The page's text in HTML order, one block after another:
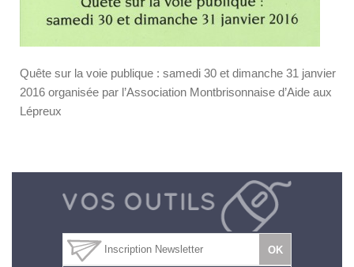
Quête sur la voie publique : samedi 30 et dimanche 31 janvier
2016 organisée par l’Association Montbrisonnaise d’Aide aux
Lépreux